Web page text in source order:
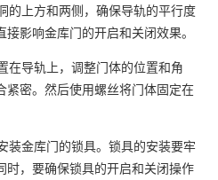
的上方和两侧，确保导轨的平行度
影响金库门的开启和关闭效果。
在导轨上，调整门体的位置和角
紧密。然后使用螺丝将门体固定在
装金库门的锁具。锁具的安装要牢
时，要确保锁具的开启和关闭操作